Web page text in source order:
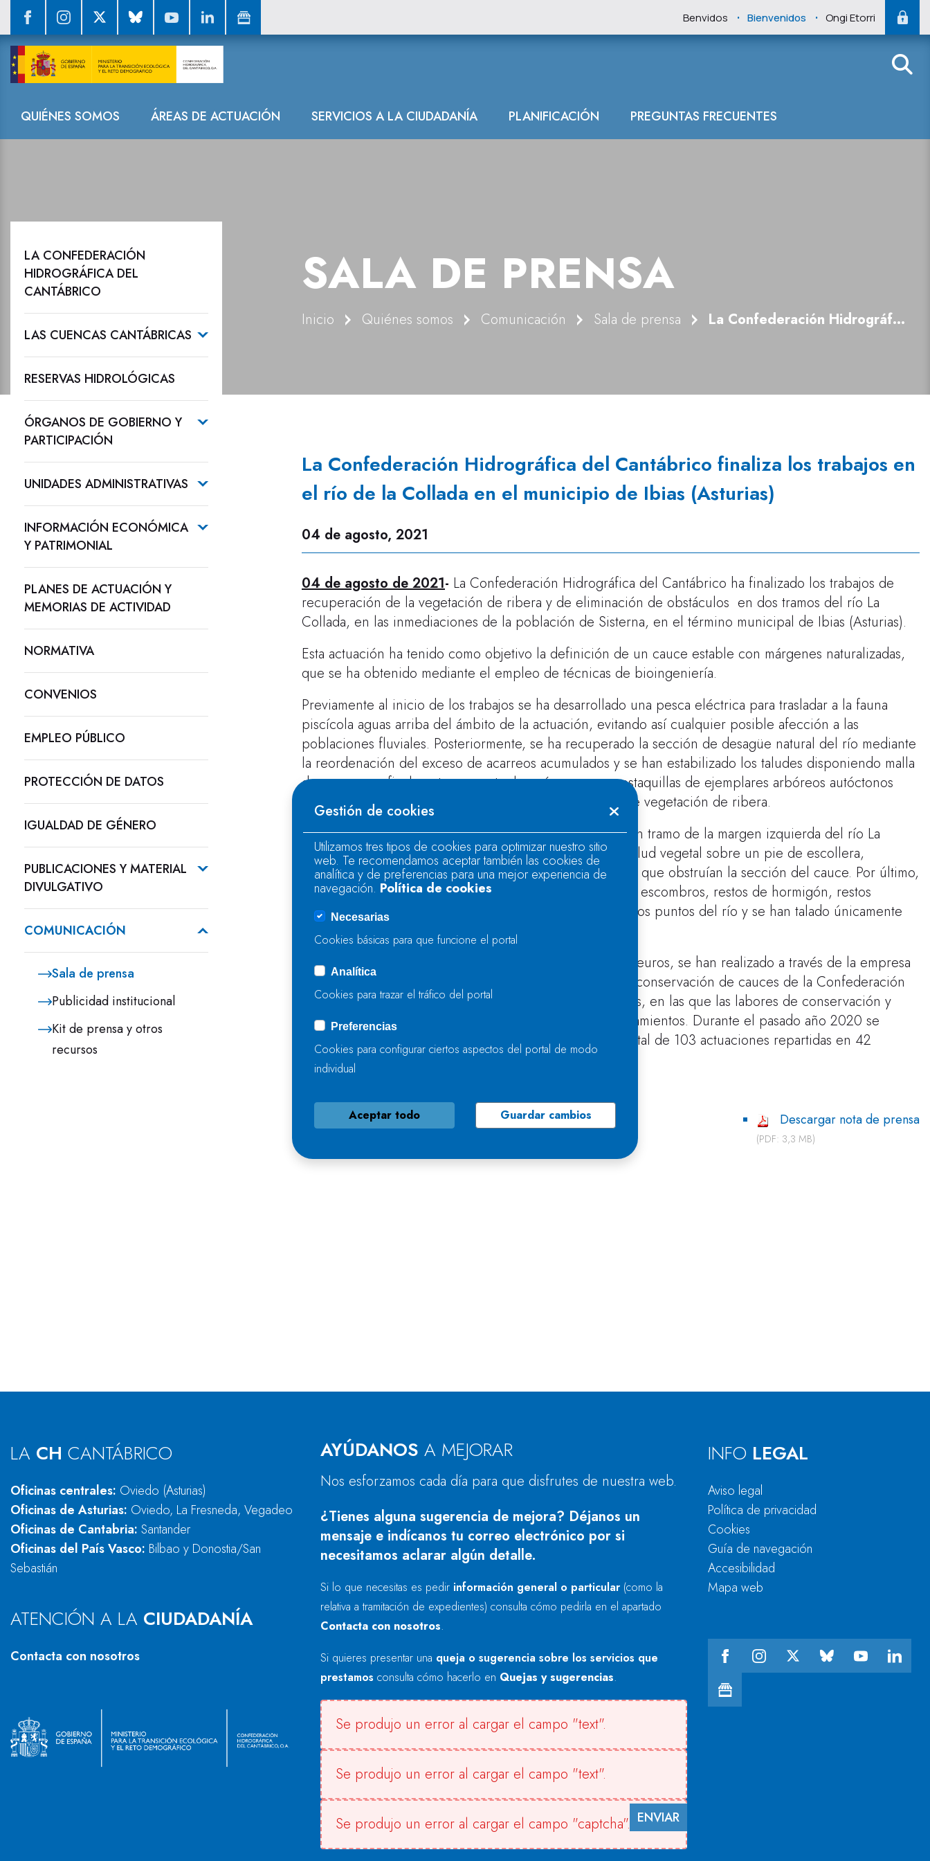
Benvidos . Bienvenidos . Ongi Etorri
Navegación
QUIÉNES SOMOS ÁREAS DE ACTUACIÓN SERVICIOS A LA CIUDADANÍA PLANIFICACIÓN PREGUNTAS FRECUENTES
La Confederación Hidrográfica del
SALA DE PRENSA
Inicio Quiénes somos Comunicación Sala de prensa La Confederación Hidrográfica del Cantábrico finaliza los trabajos en el río de la Collada en el municipio de Ibias (Asturias)
LA CONFEDERACIÓN
HIDROGRÁFICA DEL
CANTÁBRICO
LAS CUENCAS CANTÁBRICAS
RESERVAS HIDROLÓGICAS
ÓRGANOS DE GOBIERNO Y
PARTICIPACIÓN
UNIDADES ADMINISTRATIVAS
INFORMACIÓN ECONÓMICA
Y PATRIMONIAL
PLANES DE ACTUACIÓN Y
MEMORIAS DE ACTIVIDAD
NORMATIVA
CONVENIOS
EMPLEO PÚBLICO
PROTECCIÓN DE DATOS
IGUALDAD DE GÉNERO
PUBLICACIONES Y MATERIAL
DIVULGATIVO
COMUNICACIÓN
Sala de prensa
Publicidad institucional
Kit de prensa y otros
recursos
La Confederación Hidrográfica del Cantábrico finaliza los trabajos en
el río de la Collada en el municipio de Ibias (Asturias)
04 de agosto, 2021
04 de agosto de 2021- La Confederación Hidrográfica del Cantábrico ha finalizado los trabajos de
recuperación de la vegetación de ribera y de eliminación de obstáculos en dos tramos del río La
Collada, en las inmediaciones de la población de Sisterna, en el término municipal de Ibias (Asturias).
Esta actuación ha tenido como objetivo la definición de un cauce estable con márgenes naturalizadas,
que se ha obtenido mediante el empleo de técnicas de bioingeniería.
Previamente al inicio de los trabajos se ha desarrollado una pesca eléctrica para trasladar a la fauna
piscícola aguas arriba del ámbito de la actuación, evitando así cualquier posible afección a las
poblaciones fluviales. Posteriormente, se ha recuperado la sección de desagüe natural del río mediante
la reordenación del exceso de acarreos acumulados y se han estabilizado los taludes disponiendo malla
de coco, para finalmente revegetar las márgenes con estaquillas de ejemplares arbóreos autóctonos
que favorezcan el desarrollo de una banda protectora de vegetación de ribera.
En los trabajos se ha incluido el acondicionamiento de un tramo de la margen izquierda del río La
Collada mediante una solución mixta compuesta de un talud vegetal sobre un pie de escollera,
eliminando previamente los restos de un muro arruinado que obstruían la sección del cauce. Por último,
se han extraído y transportado a vertedero autorizado los escombros, restos de hormigón, restos
vegetales y otros restos antrópicos acumulados en diversos puntos del río y se han talado únicamente
aquellos árboles enfermos y secos.
Estos trabajos, con un presupuesto estimado de 60.000 euros, se han realizado a través de la empresa
pública Tragsa dentro del Programa de mantenimiento y conservación de cauces de la Confederación
Hidrográfica que se desarrolla fuera de las zonas urbanas, en las que las labores de conservación y
mantenimiento de cauces son competencia de los ayuntamientos. Durante el pasado año 2020 se
invirtieron en Asturias 2,23 millones de euros (con un total de 103 actuaciones repartidas en 42
municipios).
Descargar nota de prensa
(PDF: 3,3 MB)
LA CH CANTÁBRICO
Oficinas centrales: Oviedo (Asturias)
Oficinas de Asturias: Oviedo, La Fresneda, Vegadeo
Oficinas de Cantabria: Santander
Oficinas del País Vasco: Bilbao y Donostia/San
Sebastián
ATENCIÓN A LA CIUDADANÍA
Contacta con nosotros
AYÚDANOS A MEJORAR
Nos esforzamos cada día para que disfrutes de nuestra web.
¿Tienes alguna sugerencia de mejora? Déjanos un
mensaje e indícanos tu correo electrónico por si
necesitamos aclarar algún detalle.
Si lo que necesitas es pedir información general o particular (como la
relativa a tramitación de expedientes) consulta cómo pedirla en el apartado
Contacta con nosotros.
Si quieres presentar una queja o sugerencia sobre los servicios que
prestamos consulta cómo hacerlo en Quejas y sugerencias.
Se produjo un error al cargar el campo "text".
Se produjo un error al cargar el campo "text".
Se produjo un error al cargar el campo "captcha". ENVIAR
INFO LEGAL
Aviso legal
Política de privacidad
Cookies
Guía de navegación
Accesibilidad
Mapa web
Gestión de cookies
Utilizamos tres tipos de cookies para optimizar nuestro sitio
web. Te recomendamos aceptar también las cookies de
analítica y de preferencias para una mejor experiencia de
navegación. Política de cookies
Necesarias
Cookies básicas para que funcione el portal
Analítica
Cookies para trazar el tráfico del portal
Preferencias
Cookies para configurar ciertos aspectos del portal de modo
individual
Aceptar todo Guardar cambios